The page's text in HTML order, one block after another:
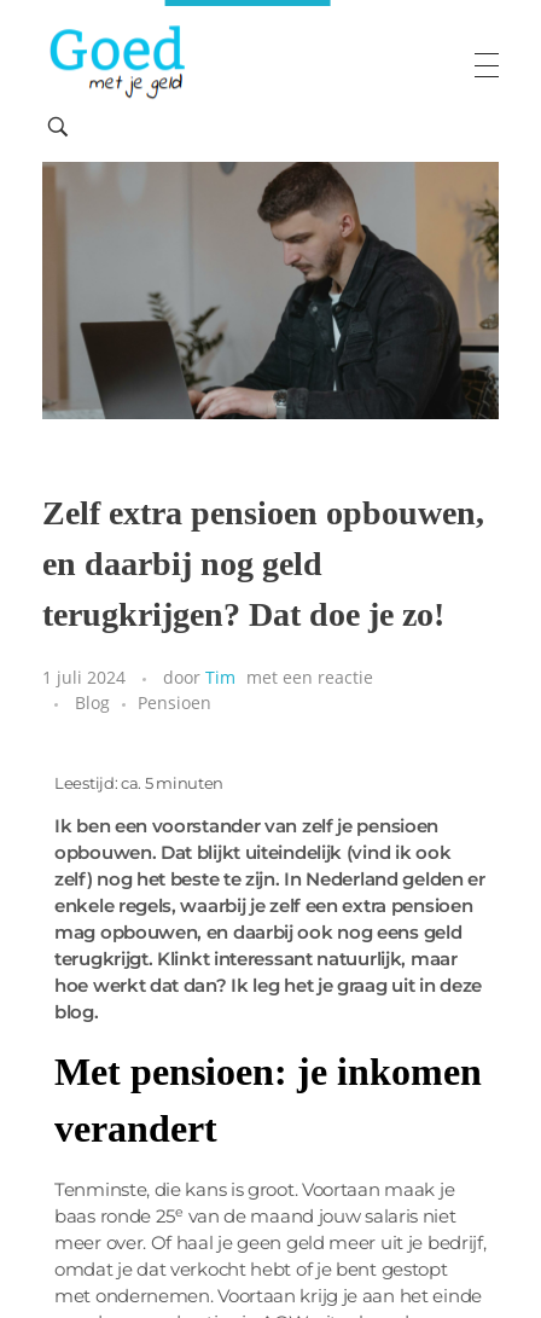
maakt 'moeilijke' financiën makkelijk
Zelf extra pensioen opbouwen,
en daarbij nog geld
terugkrijgen? Dat doe je zo!
1 juli 2024 door Tim met een reactie
Blog
Pensioen
Leestijd: ca. 5 minuten
Ik ben een voorstander van zelf je pensioen
opbouwen. Dat blijkt uiteindelijk (vind ik ook
zelf) nog het beste te zijn. In Nederland gelden er
enkele regels, waarbij je zelf een extra pensioen
mag opbouwen, en daarbij ook nog eens geld
terugkrijgt. Klinkt interessant natuurlijk, maar
hoe werkt dat dan? Ik leg het je graag uit in deze
blog.
Met pensioen: je inkomen
verandert
Tenminste, die kans is groot. Voortaan maak je
baas ronde 25e van de maand jouw salaris niet
meer over. Of haal je geen geld meer uit je bedrijf,
omdat je dat verkocht hebt of je bent gestopt
met ondernemen. Voortaan krijg je aan het einde